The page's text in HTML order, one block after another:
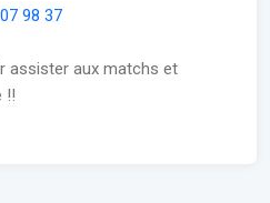
98 37
assister aux matchs et
!!